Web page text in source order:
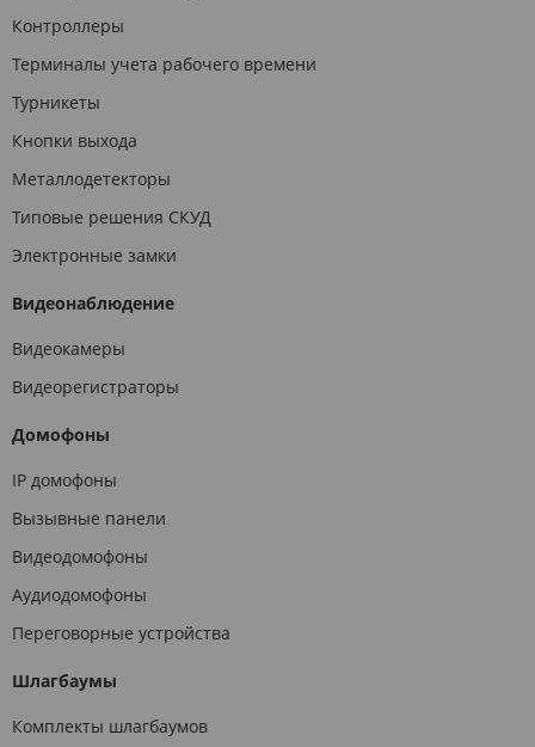
Контроллеры
Терминалы учета рабочего времени
Турникеты
Кнопки выхода
Металлодетекторы
Типовые решения СКУД
Электронные замки
Видеонаблюдение
Видеокамеры
Видеорегистраторы
Домофоны
IP домофоны
Вызывные панели
Видеодомофоны
Аудиодомофоны
Переговорные устройства
Шлагбаумы
Комплекты шлагбаумов